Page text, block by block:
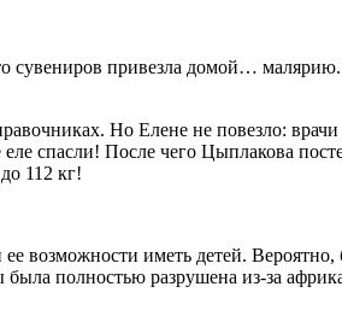
сувениров привезла домой…
Но Елене не повезло:
спасли! После чего Цыплакова
112 кг!
возможности иметь детей.
была полностью разрушена из-за